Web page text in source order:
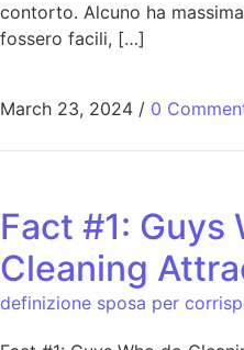
contorto. Alcuno ha
fossero facili, […]
March 23, 2024 / 0
Fact #1: Guys
Cleaning
definizione sposa per